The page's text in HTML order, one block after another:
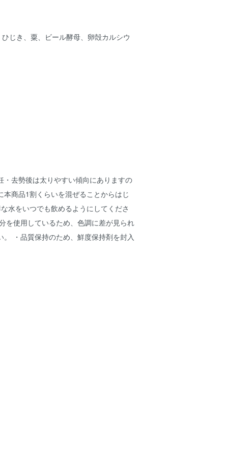
じき、粟、ビール酵母、卵殻カルシウ
・去勢後は太りやすい傾向にありますの
商品1割くらいを混ぜることからはじ
水をいつでも飲めるようにしてくださ
を使用しているため、色調に差が見られ
・品質保持のため、鮮度保持剤を封入